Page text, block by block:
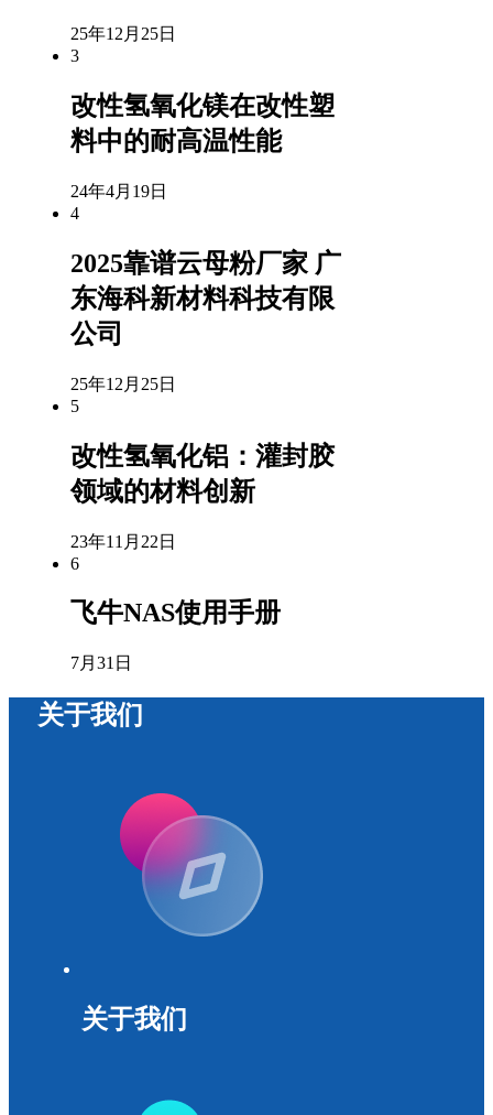
25年12月25日
3
改性氢氧化镁在改性塑
料中的耐高温性能
24年4月19日
4
2025靠谱云母粉厂家 广
东海科新材料科技有限
公司
25年12月25日
5
改性氢氧化铝：灌封胶
领域的材料创新
23年11月22日
6
飞牛NAS使用手册
7月31日
关于我们
关于我们